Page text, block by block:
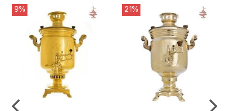
9% 21%